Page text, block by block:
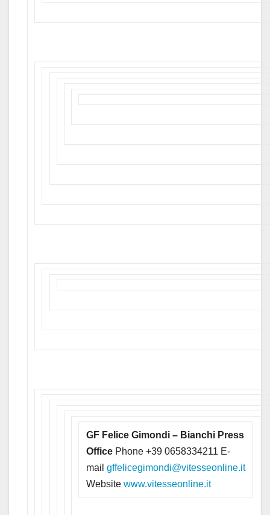
GF Felice Gimondi – Bianchi Press
OfficePhone +39 0658334211 E-
mail gffelicegimondi@vitesseonline.it
Website www.vitesseonline.it